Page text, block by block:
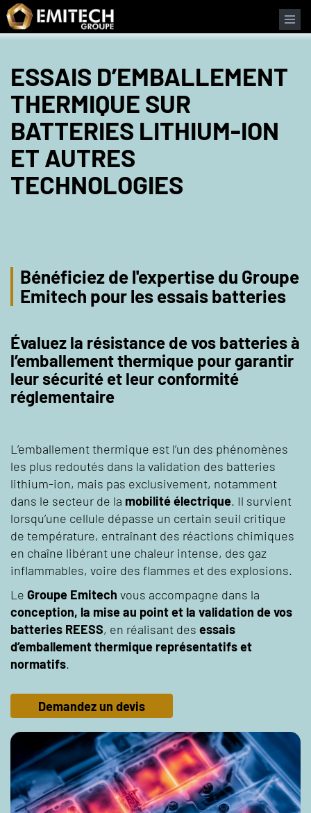
Panneau de gestion des cookies
ESSAIS D’EMBALLEMENT
THERMIQUE SUR
BATTERIES LITHIUM-ION
ET AUTRES
TECHNOLOGIES
Bénéficiez de l'expertise du Groupe
Emitech pour les essais batteries
Évaluez la résistance de vos batteries à
l’emballement thermique pour garantir
leur sécurité et leur conformité
réglementaire
L’emballement thermique est l’un des phénomènes
les plus redoutés dans la validation des batteries
lithium-ion, mais pas exclusivement, notamment
dans le secteur de la mobilité électrique. Il survient
lorsqu’une cellule dépasse un certain seuil critique
de température, entraînant des réactions chimiques
en chaîne libérant une chaleur intense, des gaz
inflammables, voire des flammes et des explosions.
Le Groupe Emitech vous accompagne dans la
conception, la mise au point et la validation de vos
batteries REESS, en réalisant des essais
d’emballement thermique représentatifs et
normatifs.
Demandez un devis